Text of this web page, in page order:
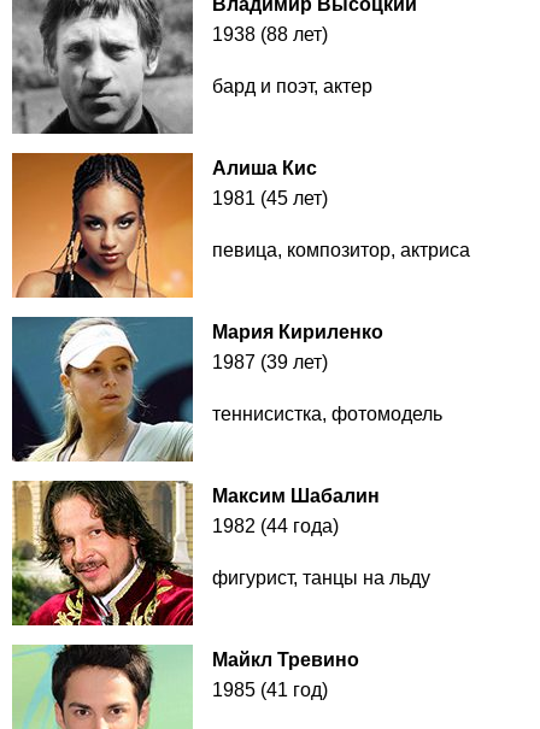
1938 (88 лет)
бард и поэт, актер
Алиша Кис
1981 (45 лет)
певица, композитор, актриса
Мария Кириленко
1987 (39 лет)
теннисистка, фотомодель
Максим Шабалин
1982 (44 года)
фигурист, танцы на льду
Майкл Тревино
1985 (41 год)